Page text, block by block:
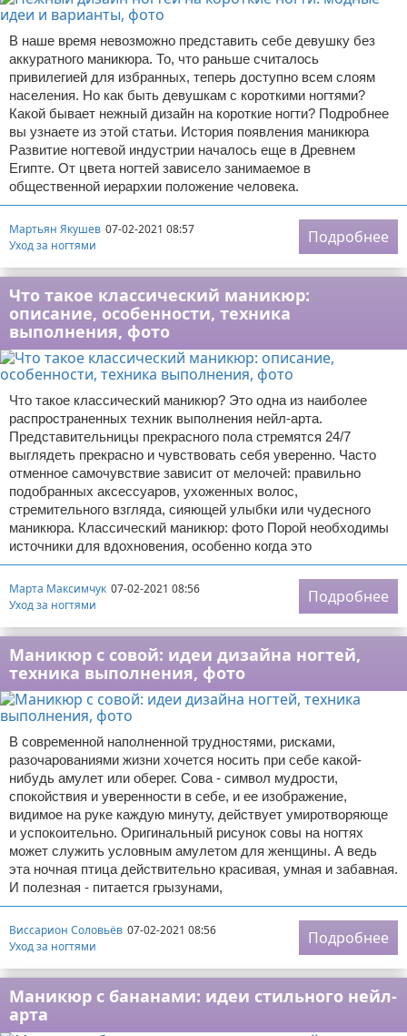
В наше время невозможно представить себе девушку без
аккуратного маникюра. То, что раньше считалось
привилегией для избранных, теперь доступно всем слоям
населения. Но как быть девушкам с короткими ногтями?
Какой бывает нежный дизайн на короткие ногти? Подробнее
вы узнаете из этой статьи. История появления маникюра
Развитие ногтевой индустрии началось еще в Древнем
Египте. От цвета ногтей зависело занимаемое в
общественной иерархии положение человека.
Мартьян Якушев 07-02-2021 08:57
Уход за ногтями
Подробнее
Что такое классический маникюр:
описание, особенности, техника
выполнения, фото
Что такое классический маникюр? Это одна из наиболее
распространенных техник выполнения нейл-арта.
Представительницы прекрасного пола стремятся 24/7
выглядеть прекрасно и чувствовать себя уверенно. Часто
отменное самочувствие зависит от мелочей: правильно
подобранных аксессуаров, ухоженных волос,
стремительного взгляда, сияющей улыбки или чудесного
маникюра. Классический маникюр: фото Порой необходимы
источники для вдохновения, особенно когда это
Марта Максимчук 07-02-2021 08:56
Уход за ногтями
Подробнее
Маникюр с совой: идеи дизайна ногтей,
техника выполнения, фото
В современной наполненной трудностями, рисками,
разочарованиями жизни хочется носить при себе какой-
нибудь амулет или оберег. Сова - символ мудрости,
спокойствия и уверенности в себе, и ее изображение,
видимое на руке каждую минуту, действует умиротворяюще
и успокоительно. Оригинальный рисунок совы на ногтях
может служить условным амулетом для женщины. А ведь
эта ночная птица действительно красивая, умная и забавная.
И полезная - питается грызунами,
Виссарион Соловьёв 07-02-2021 08:56
Уход за ногтями
Подробнее
Маникюр с бананами: идеи стильного нейл-
арта